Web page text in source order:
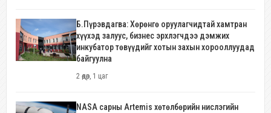
Б.Пүрэвдагва: Хөрөнгө оруулагчидтай хамтран
хүүхэд залуус, бизнес эрхлэгчдээ дэмжих
инкубатор төвүүдийг хотын захын хорооллуудад
байгуулна
2 өдөр, 1 цаг
NASA сарны Artemis хөтөлбөрийн нислэгийн